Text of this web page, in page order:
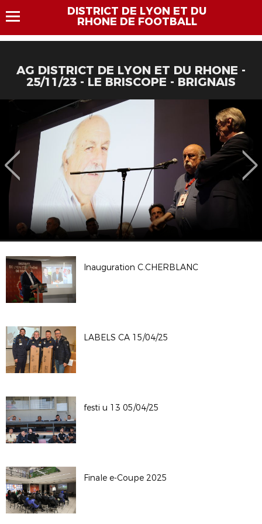
DISTRICT DE LYON ET DU
RHONE DE FOOTBALL
AG DISTRICT DE LYON ET DU RHONE -
25/11/23 - LE BRISCOPE - BRIGNAIS
Inauguration C.CHERBLANC
LABELS CA 15/04/25
festi u 13 05/04/25
Finale e-Coupe 2025